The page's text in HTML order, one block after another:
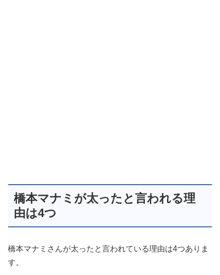
橋本マナミが太ったと言われる理
由は4つ
橋本マナミさんが太ったと言われている理由は4つありま
す。